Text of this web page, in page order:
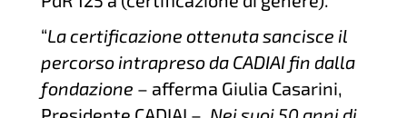
“La certificazione ottenuta sancisce il
percorso intrapreso da CADIAI fin dalla
fondazione – afferma Giulia Casarini,